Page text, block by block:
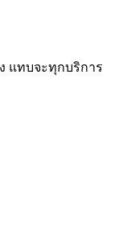
แทบจะทุกบริการ